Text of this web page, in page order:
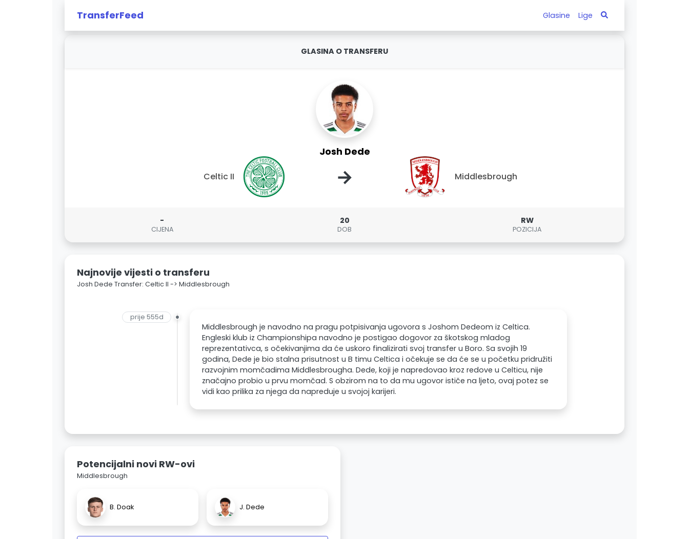
TransferFeed Glasine Lige
GLASINA O TRANSFERU
Josh Dede
Celtic II → Middlesbrough
-
CIJENA
20
DOB
RW
POZICIJA
Najnovije vijesti o transferu
Josh Dede Transfer: Celtic II -> Middlesbrough
prije 555d
Middlesbrough je navodno na pragu potpisivanja ugovora s Joshom Dedeom iz Celtica.
Engleski klub iz Championshipa navodno je postigao dogovor za škotskog mladog
reprezentativca, s očekivanjima da će uskoro finalizirati svoj transfer u Boro. Sa svojih 19
godina, Dede je bio stalna prisutnost u B timu Celtica i očekuje se da će se u početku pridružiti
razvojnim momčadima Middlesbrougha. Dede, koji je napredovao kroz redove u Celticu, nije
značajno probio u prvu momčad. S obzirom na to da mu ugovor ističe na ljeto, ovaj potez se
vidi kao prilika za njega da napreduje u svojoj karijeri.
Potencijalni novi RW-ovi
Middlesbrough
B. Doak J. Dede